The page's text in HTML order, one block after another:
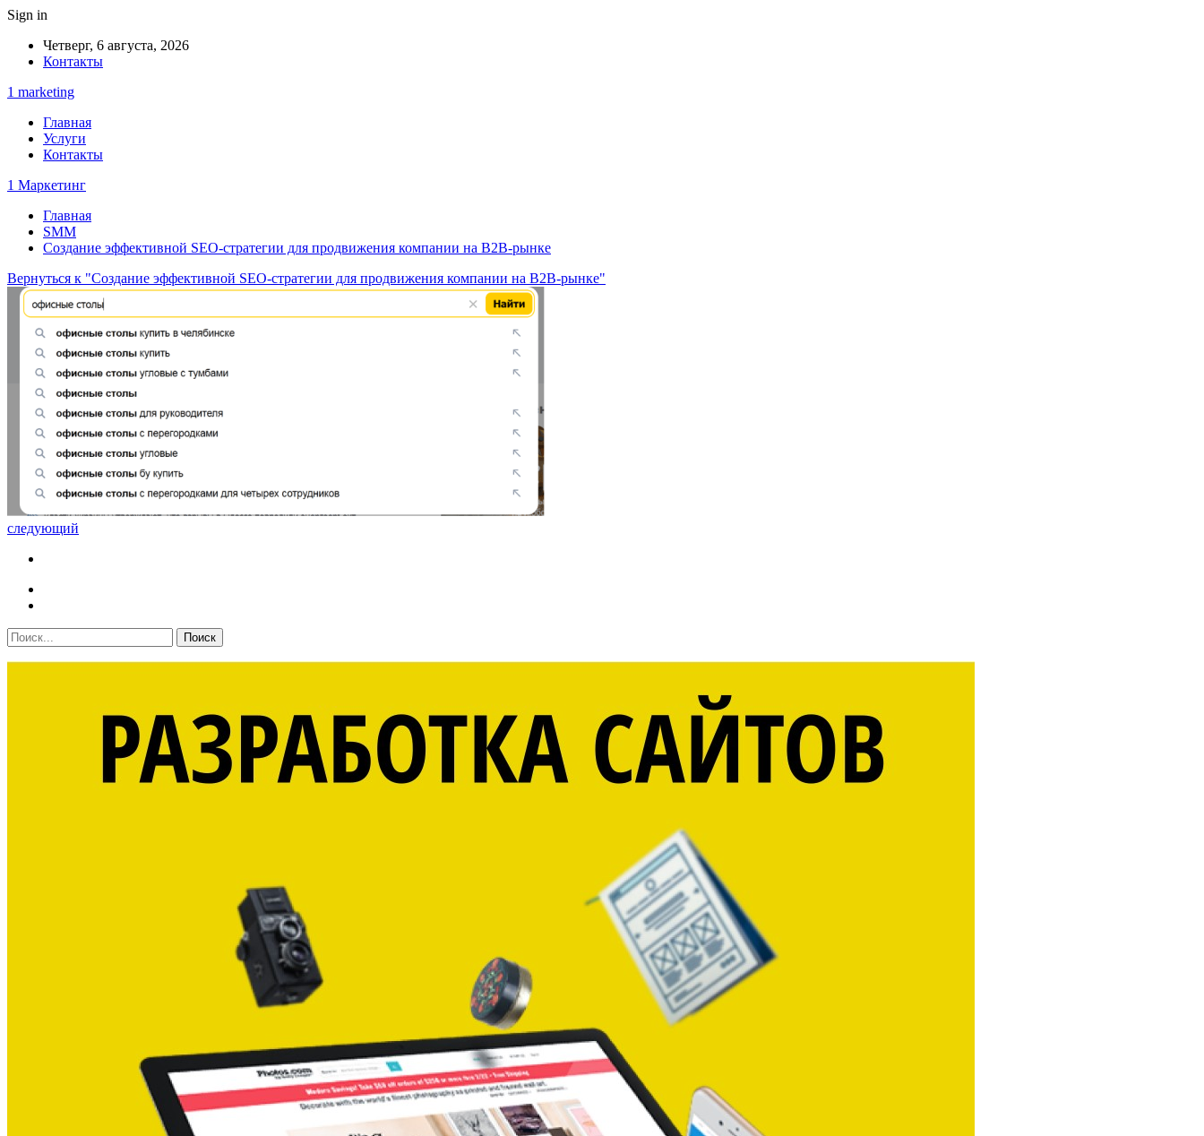
Sign in
Четверг, 6 августа, 2026
Контакты
1 marketing
Главная
Услуги
Контакты
1 Маркетинг
Главная
SMM
Создание эффективной SEO-стратегии для продвижения компании на В2В-рынке
Вернуться к "Создание эффективной SEO-стратегии для продвижения компании на В2В-рынке"
следующий